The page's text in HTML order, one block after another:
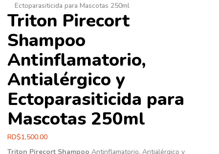
Ectoparasiticida para Mascotas 250ml
Triton Pirecort
Shampoo
Antinflamatorio,
Antialérgico y
Ectoparasiticida para
Mascotas 250ml
RD$1,500.00
Triton Pirecort Shampoo Antinflamatorio, Antialérgico y